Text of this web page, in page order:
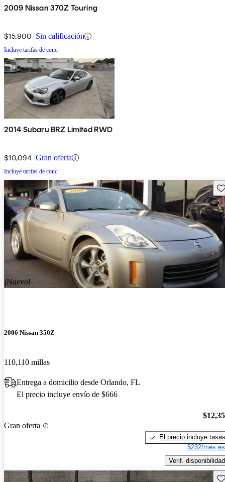
2009 Nissan 370Z Touring
$15,900 Sin calificación
Incluye tarifas de conc.
2014 Subaru BRZ Limited RWD
$10,094 Gran oferta
Incluye tarifas de conc.
¡Nuevo!
2006 Nissan 350Z
110,110 millas
Entrega a domicilio desde Orlando, FL
El precio incluye envío de $666
Gran oferta
El precio incluye tasas
$232/mes
Verif. disponibilidad